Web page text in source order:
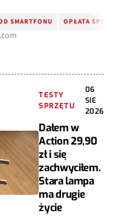
SMARTFONU OPŁATA
TESTY
SPRZĘTU
06
SIE
2026
Dałem w
Action 29,90
zł i się
zachwyciłem.
Stara lampa
ma drugie
życie